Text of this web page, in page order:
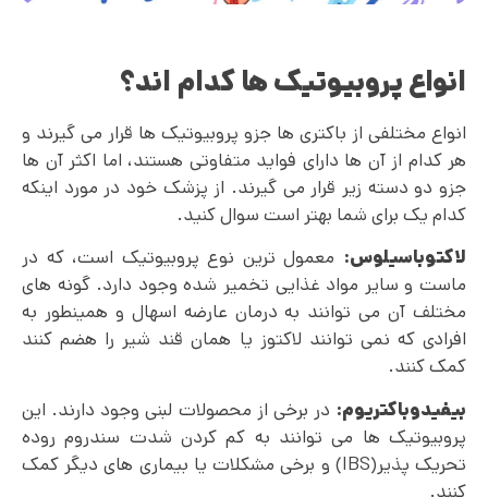
انواع پروبیوتیک ها کدام اند؟
انواع مختلفی از باکتری ها جزو پروبیوتیک ها قرار می گیرند و
هر کدام از آن ها دارای فواید متفاوتی هستند، اما اکثر آن ها
جزو دو دسته زیر قرار می گیرند. از پزشک خود در مورد اینکه
کدام یک برای شما بهتر است سوال کنید.
لاکتوباسیلوس: معمول ترین نوع پروبیوتیک است، که در
ماست و سایر مواد غذایی تخمیر شده وجود دارد. گونه های
مختلف آن می توانند به درمان عارضه اسهال و همینطور به
افرادی که نمی توانند لاکتوز یا همان قند شیر را هضم کنند
کمک کنند.
بیفیدوباکتریوم: در برخی از محصولات لبنی وجود دارند. این
پروبیوتیک ها می توانند به کم کردن شدت سندروم روده
تحریک پذیر(IBS) و برخی مشکلات یا بیماری های دیگر کمک
کنند.